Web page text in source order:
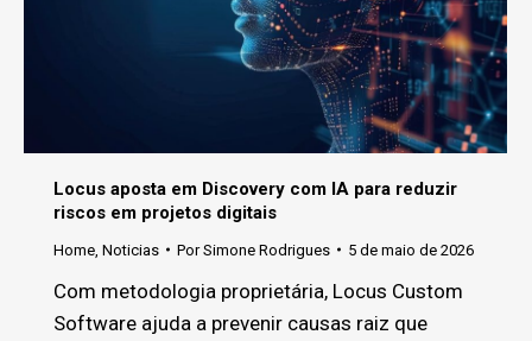
Locus aposta em Discovery com IA para reduzir
riscos em projetos digitais
Home Noticias PorSimone Rodrigues 5 de maio de 2026
Com metodologia proprietária, Locus Custom
Software ajuda a prevenir causas raiz que